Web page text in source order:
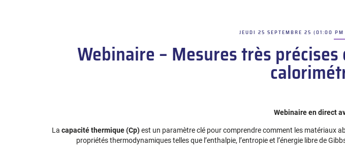
JEUDI 25 SEPTEMBRE 25 (01:00 PM
Webinaire – Mesures très
Webinaire en direct
La capacité thermique (Cp)est un paramètre clé pour comprendre comment les matériaux
propriétés thermodynamiques telles que l’enthalpie, l’entropie et l’énergie libre de